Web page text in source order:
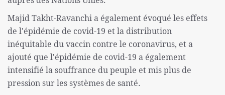
Majid Takht-Ravanchi a également évoqué les effets
de l'épidémie de covid-19 et la distribution
inéquitable du vaccin contre le coronavirus, et a
ajouté que l'épidémie de covid-19 a également
intensifié la souffrance du peuple et mis plus de
pression sur les systèmes de santé.